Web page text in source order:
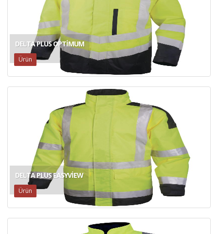
DELTA PLUS OPTIMUM
Ürün
DELTA PLUS EASYVIEW
Ürün